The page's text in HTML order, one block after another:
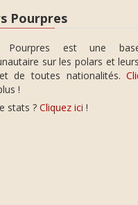
Pourpres
Pourpres est une
sur les polars et
de toutes nationalités.
!
stats ? Cliquez ici !